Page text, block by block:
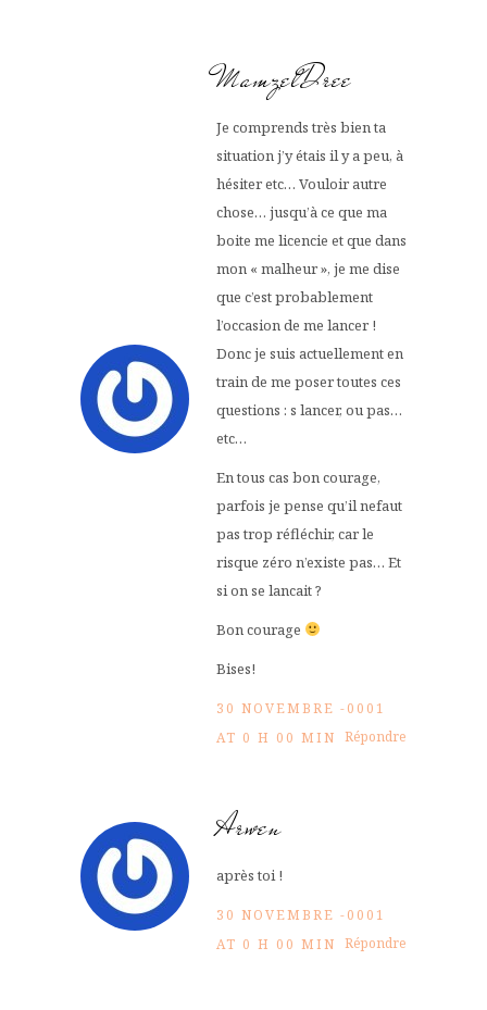
MamzelDree
Je comprends très bien ta
situation j’y étais il y a peu, à
hésiter etc… Vouloir autre
chose… jusqu’à ce que ma
boite me licencie et que dans
mon « malheur », je me dise
que c’est probablement
l’occasion de me lancer !
Donc je suis actuellement en
train de me poser toutes ces
questions : s lancer, ou pas…
etc…
En tous cas bon courage,
parfois je pense qu’il nefaut
pas trop réfléchir, car le
risque zéro n’existe pas… Et
si on se lancait ?
Bon courage
Bises!
30 NOVEMBRE -0001
AT 0 H 00 MIN Répondre
Arwen
après toi !
30 NOVEMBRE -0001
AT 0 H 00 MIN Répondre